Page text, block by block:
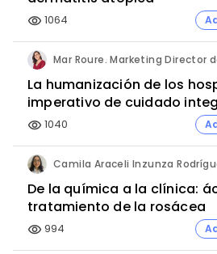
visibility 1064
La humanización de los
imperativo de cuidado
visibility 1040
De la química a la clínica:
tratamiento de la rosácea
visibility 994